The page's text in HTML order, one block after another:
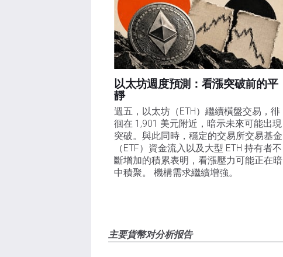
以太坊週度預測：看漲突破前的平
靜
週五，以太坊（ETH）繼續橫盤交易，徘
徊在 1,901 美元附近，暗示未來可能出現
突破。與此同時，穩定的交易所交易基金
（ETF）資金流入以及大型 ETH 持有者不
斷增加的積累表明，看漲壓力可能正在暗
中積聚。 機構需求繼續增強。
主要貨幣对分析报告